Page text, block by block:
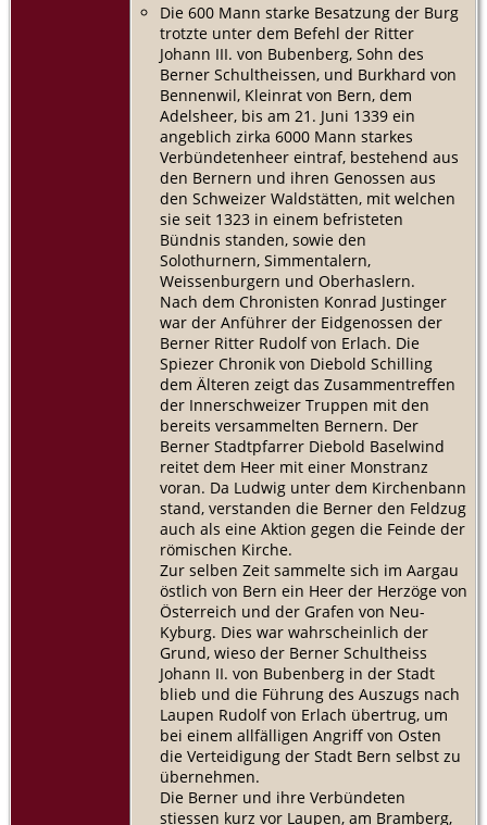
Die 600 Mann starke Besatzung der Burg
trotzte unter dem Befehl der Ritter
Johann III. von Bubenberg, Sohn des
Berner Schultheissen, und Burkhard von
Bennenwil, Kleinrat von Bern, dem
Adelsheer, bis am 21. Juni 1339 ein
angeblich zirka 6000 Mann starkes
Verbündetenheer eintraf, bestehend aus
den Bernern und ihren Genossen aus
den Schweizer Waldstätten, mit welchen
sie seit 1323 in einem befristeten
Bündnis standen, sowie den
Solothurnern, Simmentalern,
Weissenburgern und Oberhaslern.
Nach dem Chronisten Konrad Justinger
war der Anführer der Eidgenossen der
Berner Ritter Rudolf von Erlach. Die
Spiezer Chronik von Diebold Schilling
dem Älteren zeigt das Zusammentreffen
der Innerschweizer Truppen mit den
bereits versammelten Bernern. Der
Berner Stadtpfarrer Diebold Baselwind
reitet dem Heer mit einer Monstranz
voran. Da Ludwig unter dem Kirchenbann
stand, verstanden die Berner den Feldzug
auch als eine Aktion gegen die Feinde der
römischen Kirche.
Zur selben Zeit sammelte sich im Aargau
östlich von Bern ein Heer der Herzöge von
Österreich und der Grafen von Neu-
Kyburg. Dies war wahrscheinlich der
Grund, wieso der Berner Schultheiss
Johann II. von Bubenberg in der Stadt
blieb und die Führung des Auszugs nach
Laupen Rudolf von Erlach übertrug, um
bei einem allfälligen Angriff von Osten
die Verteidigung der Stadt Bern selbst zu
übernehmen.
Die Berner und ihre Verbündeten
stiessen kurz vor Laupen, am Bramberg,